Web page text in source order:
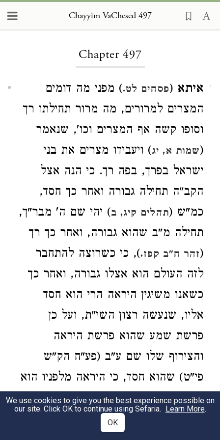
Chayyim VaChesed 497
Chapter 497
1 איתא (פסחים לט.) מפני מה דומים
המצרים למרורים, מה מרור תחילתו רך
וסופו קשה אף המצרים וכו', שנאמר
(שמות א, יג) ויעבידו מצרים את בני
ישראל בפרך, בפה רך. כי הנה אצל
הקב"ה תחילה גבורה ואחר כך חסד,
כמ"ש (תהלים קיג, ב) יהי שם ה' מבר"ך,
תחילה מ"ב שהוא גבורה, ואחר כך רך
(זהר ח"ב קפז.), כי כשרוצה להתחבר
לזה העולם הוא אצלו גבורה, ואחר כך
כשאנו משיגין היראה הרי הוא חסד
אליו, שנעשה רצון השי"ת, ועל כן
פרשת שמע שהוא פרשת היראה
והצירוף שלו שם ע"ב (פע"ח הק"ש
פי"ט) שהוא חסד, כי היראה מלפניו הוא
חסד אצלו, אבל כשאדם רוצה להקשר
להקב"ה הוא אצלו גבורה. וזהו 'מרור',
We use cookies to give you the best experience possible on
our site. Click OK to continue using Sefaria. Learn More.
OK